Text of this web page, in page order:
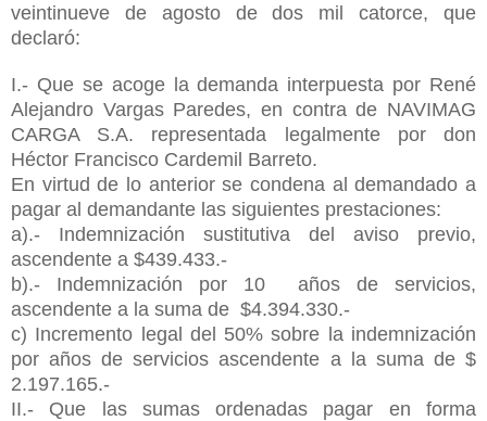
veintinueve de agosto de dos mil catorce, que
declaró:
I.- Que se acoge la demanda interpuesta por René
Alejandro Vargas Paredes, en contra de NAVIMAG
CARGA S.A. representada legalmente por don
Héctor Francisco Cardemil Barreto.
En virtud de lo anterior se condena al demandado a
pagar al demandante las siguientes prestaciones:
a).- Indemnización sustitutiva del aviso previo,
ascendente a $439.433.-
b).- Indemnización por 10 años de servicios,
ascendente a la suma de $4.394.330.-
c) Incremento legal del 50% sobre la indemnización
por años de servicios ascendente a la suma de $
2.197.165.-
II.- Que las sumas ordenadas pagar en forma